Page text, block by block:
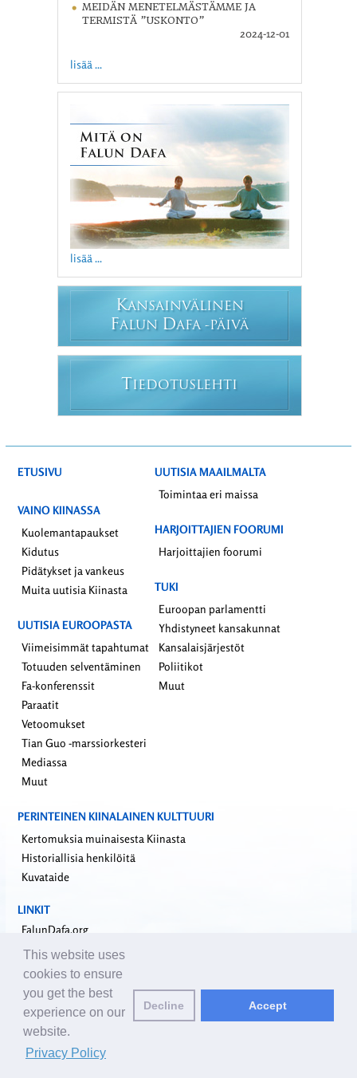
MEIDÄN MENETELMÄSTÄMME JA
TERMISTÄ ”USKONTO”
2024-12-01
lisää ...
lisää ...
KANSAINVÄLINEN
FALUN DAFA -PÄIVÄ
T IEDOTUSLEHTI
ETUSIVU
VAINO KIINASSA
Kuolemantapaukset
Kidutus
Pidätykset ja vankeus
Muita uutisia Kiinasta
UUTISIA EUROOPASTA
Viimeisimmät tapahtumat
Totuuden selventäminen
Fa-konferenssit
Paraatit
Vetoomukset
Tian Guo -marssiorkesteri
Mediassa
Muut
UUTISIA MAAILMALTA
Toimintaa eri maissa
HARJOITTAJIEN FOORUMI
Harjoittajien foorumi
TUKI
Euroopan parlamentti
Yhdistyneet kansakunnat
Kansalaisjärjestöt
Poliitikot
Muut
PERINTEINEN KIINALAINEN KULTTUURI
Kertomuksia muinaisesta Kiinasta
Historiallisia henkilöitä
Kuvataide
LINKIT
FalunDafa.org
Falun Dafa -informaatiokeskus
Minghui.org
Riippumaton tutkimusraportti sisäelinryöstöistä
Yhdeksän kommentaaria kommunistisesta puolueesta
Ota yhteyttä toimitukseen
This website uses
cookies to ensure
you get the best
experience on our
website.
Privacy Policy
Decline Accept